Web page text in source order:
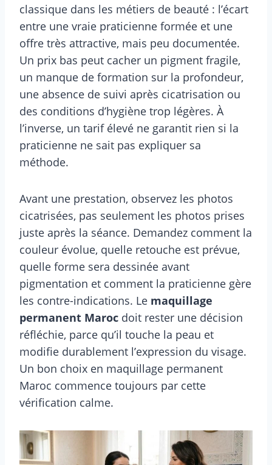
classique dans les métiers de beauté : l’écart
entre une vraie praticienne formée et une
offre très attractive, mais peu documentée.
Un prix bas peut cacher un pigment fragile,
un manque de formation sur la profondeur,
une absence de suivi après cicatrisation ou
des conditions d’hygiène trop légères. À
l’inverse, un tarif élevé ne garantit rien si la
praticienne ne sait pas expliquer sa
méthode.
Avant une prestation, observez les photos
cicatrisées, pas seulement les photos prises
juste après la séance. Demandez comment la
couleur évolue, quelle retouche est prévue,
quelle forme sera dessinée avant
pigmentation et comment la praticienne gère
les contre-indications. Le maquillage
permanent Maroc doit rester une décision
réfléchie, parce qu’il touche la peau et
modifie durablement l’expression du visage.
Un bon choix en maquillage permanent
Maroc commence toujours par cette
vérification calme.